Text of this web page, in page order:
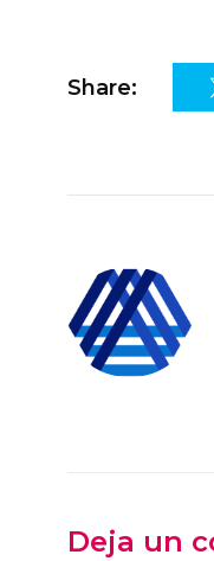
Share:
Deja un